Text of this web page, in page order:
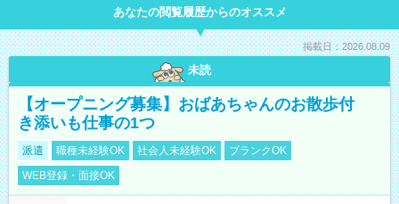
あなたの閲覧履歴からのオススメ
掲載日：2026.08.09
未読
【オープニング募集】おばあちゃんのお散歩付
き添いも仕事の1つ
派遣 職種未経験OK 社会人未経験OK
ブランクOK
WEB登録・面接OK